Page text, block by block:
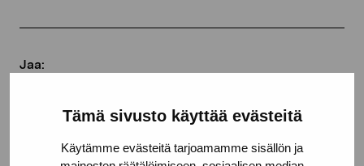
Tämä sivusto käyttää evästeitä
Käytämme evästeitä tarjoamamme sisällön ja
Jaa:
Linkedin